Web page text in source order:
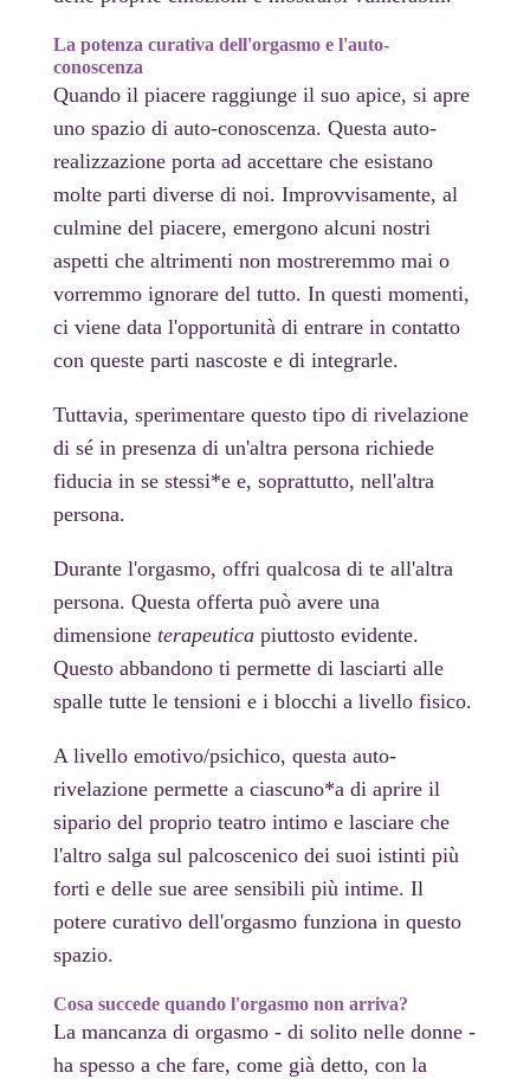
La potenza curativa dell'orgasmo e l'auto-
conoscenza
Quando il piacere raggiunge il suo apice, si apre
uno spazio di auto-conoscenza. Questa auto-
realizzazione porta ad accettare che esistano
molte parti diverse di noi. Improvvisamente, al
culmine del piacere, emergono alcuni nostri
aspetti che altrimenti non mostreremmo mai o
vorremmo ignorare del tutto. In questi momenti,
ci viene data l'opportunità di entrare in contatto
con queste parti nascoste e di integrarle.
Tuttavia, sperimentare questo tipo di rivelazione
di sé in presenza di un'altra persona richiede
fiducia in se stessi*e e, soprattutto, nell'altra
persona.
Durante l'orgasmo, offri qualcosa di te all'altra
persona. Questa offerta può avere una
dimensione terapeuticapiuttosto evidente.
Questo abbandono ti permette di lasciarti alle
spalle tutte le tensioni e i blocchi a livello fisico.
A livello emotivo/psichico, questa auto-
rivelazione permette a ciascuno*a di aprire il
sipario del proprio teatro intimo e lasciare che
l'altro salga sul palcoscenico dei suoi istinti più
forti e delle sue aree sensibili più intime. Il
potere curativo dell'orgasmo funziona in questo
spazio.
Cosa succede quando l'orgasmo non arriva?
La mancanza di orgasmo - di solito nelle donne -
ha spesso a che fare, come già detto, con la